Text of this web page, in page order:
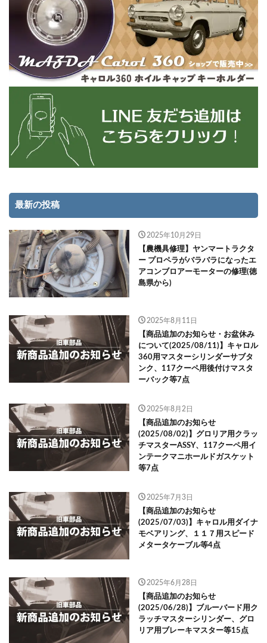
最新の投稿
2025年10月29日
【農機具修理】ヤンマートラクタ
ー プロペラがバラバラになったエ
アコンブロアーモーターの修理(徳
島県から)
2025年8月11日
【商品追加のお知らせ・お盆休み
について(2025/08/11)】キャロル
360用マスターシリンダーサブタ
ンク、117クーペ用後付けマスタ
ーバック等7点
2025年8月2日
【商品追加のお知らせ
(2025/08/02)】グロリア用クラッ
チマスターASSY、117クーペ用イ
ンテークマニホールドガスケット
等7点
2025年7月3日
【商品追加のお知らせ
(2025/07/03)】キャロル用ダイナ
モベアリング、１１７用スピード
メタータケーブル等4点
2025年6月28日
【商品追加のお知らせ
(2025/06/28)】ブルーバード用ク
ラッチマスターシリンダー、グロ
リア用ブレーキマスター等15点